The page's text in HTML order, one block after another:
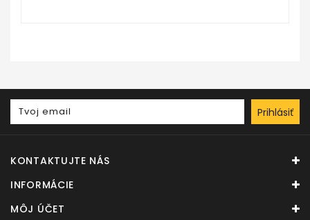
Prihlásiť
KONTAKTUJTE NÁS
INFORMÁCIE
MÔJ ÚČET